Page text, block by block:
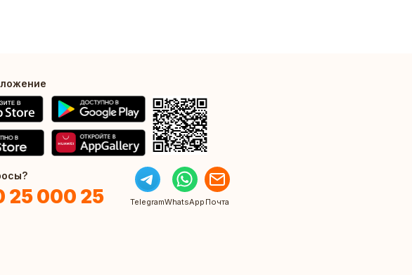
25 000 25 TelegramWhatsApp Почта